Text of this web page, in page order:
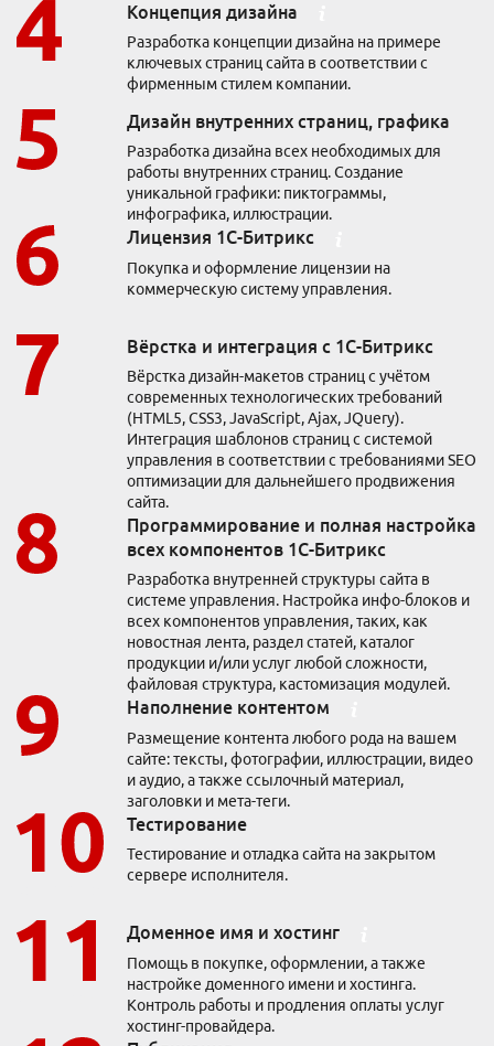
Концепция дизайна
Разработка концепции дизайна на примере
ключевых страниц сайта в соответствии с
фирменным стилем компании.
Дизайн внутренних страниц, графика
Разработка дизайна всех необходимых для
работы внутренних страниц. Создание
уникальной графики: пиктограммы,
инфографика, иллюстрации.
Лицензия 1С-Битрикс
Покупка и оформление лицензии на
коммерческую систему управления.
Вёрстка и интеграция с 1С-Битрикс
Вёрстка дизайн-макетов страниц с учётом
современных технологических требований
(HTML5, CSS3, JavaScript, Ajax, JQuery).
Интеграция шаблонов страниц с системой
управления в соответствии с требованиями SEO
оптимизации для дальнейшего продвижения
сайта.
Программирование и полная настройка
всех компонентов 1С-Битрикс
Разработка внутренней структуры сайта в
системе управления. Настройка инфо-блоков и
всех компонентов управления, таких, как
новостная лента, раздел статей, каталог
продукции и/или услуг любой сложности,
файловая структура, кастомизация модулей.
Наполнение контентом
Размещение контента любого рода на вашем
сайте: тексты, фотографии, иллюстрации, видео
и аудио, а также ссылочный материал,
заголовки и мета-теги.
Тестирование
Тестирование и отладка сайта на закрытом
сервере исполнителя.
Доменное имя и хостинг
Помощь в покупке, оформлении, а также
настройке доменного имени и хостинга.
Контроль работы и продления оплаты услуг
хостинг-провайдера.
Тариф «Трафик»
Тариф «Лиды / CPA»
За рубежом
Разовые работы
Тарифы
На 1С-Битрикс
Доработка сайта
Разработка дизайна
Тарифы и цены
Яндекс Директ
Коллтрекинг
Таргетированная реклама
Продвижение Telegram-канала
Создание и ведение групп
SEO для карточек товаров
Повышение продаж магазина
Продвижение на Wildberries
Продвижение на Ozon
Магазин на Яндекс Маркете
Отзывы клиентов
Наша команда
Миссия
Акции